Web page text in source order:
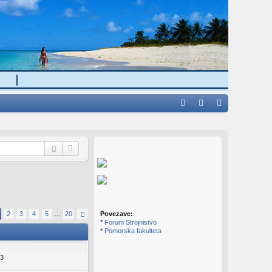
2 3 4 5 … 20
Povezave:
* Forum Strojnistvo
* Pomorska fakulteta